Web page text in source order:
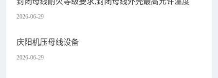
2026-06-29
庆阳机压母线设备
2026-06-29